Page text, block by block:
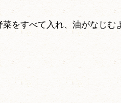
をすべて入れ、油がなじむ